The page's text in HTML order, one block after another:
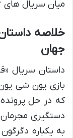
میان سریال های
خلاصه
جهان
داستان سریال
بازی یون شی
که در حل
دستگیری
به یکباره